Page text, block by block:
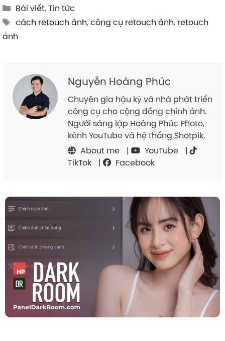
Categories
Bài viết,Tin tức
Tags
cách retouch ảnh,công cụ retouch ảnh, retouch
ảnh
Nguyễn Hoàng Phúc
Chuyên gia hậu kỳ và nhà phát triển
công cụ cho cộng đồng chỉnh ảnh.
Người sáng lập Hoàng Phúc Photo,
kênh YouTube và hệ thống Shotpik.
About me
| YouTube
|
TikTok
| Facebook